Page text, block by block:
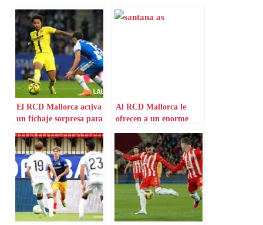
El RCD Mallorca activa
un fichaje sorpresa para
Al RCD Mallorca le
ofrecen a un enorme